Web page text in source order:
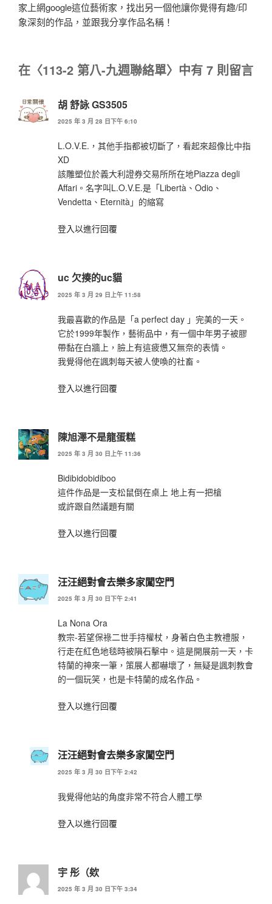
家上網google這位藝術家，找出另一個他讓你覺得有趣/印
象深刻的作品，並跟我分享作品名稱！
在〈113-2 第八-九週聯絡單〉中有 7 則留言
胡 舒詠 GS3505
2025 年 3 月 28 日下午 6:10
L.O.V.E.，其他手指都被切斷了，看起來超像比中指
XD
該雕塑位於義大利證券交易所所在地Piazza degli
Affari。名字叫L.O.V.E.是「Libertà、Odio、
Vendetta、Eternità」的縮寫
登入以進行回覆
uc 欠揍的uc貓
2025 年 3 月 29 日上午 11:58
我最喜歡的作品是「a perfect day 」完美的一天。
它於1999年製作，藝術品中，有一個中年男子被膠
帶黏在白牆上，臉上有這疲憊又無奈的表情。
我覺得他在諷刺每天被人使喚的社畜。
登入以進行回覆
陳旭澤不是龍蛋糕
2025 年 3 月 30 日上午 11:36
Bidibidobidiboo
這件作品是一支松鼠倒在桌上 地上有一把槍
或許跟自然議題有關
登入以進行回覆
汪汪絕對會去樂多家闖空門
2025 年 3 月 30 日下午 2:41
La Nona Ora
教宗-若望保祿二世手持權杖，身著白色主教禮服，
行走在紅色地毯時被隕石擊中。這是開展前一天，卡
特蘭的神來一筆，策展人都嚇壞了，無疑是諷刺教會
的一個玩笑，也是卡特蘭的成名作品。
登入以進行回覆
汪汪絕對會去樂多家闖空門
2025 年 3 月 30 日下午 2:42
我覺得他站的角度非常不符合人體工學
登入以進行回覆
宇 彤（欸
2025 年 3 月 30 日下午 3:34